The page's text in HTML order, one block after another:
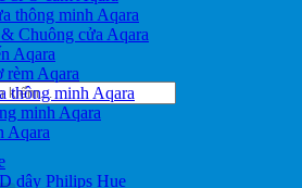
thông minh Aqara
Chuông cửa Aqara
Aqara
rèm Aqara
thông minh Aqara
minh Aqara
Aqara
dây Philips Hue